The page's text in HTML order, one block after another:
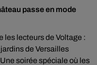
passe en mode
les lecteurs de Voltage :
de Versailles
soirée spéciale où les